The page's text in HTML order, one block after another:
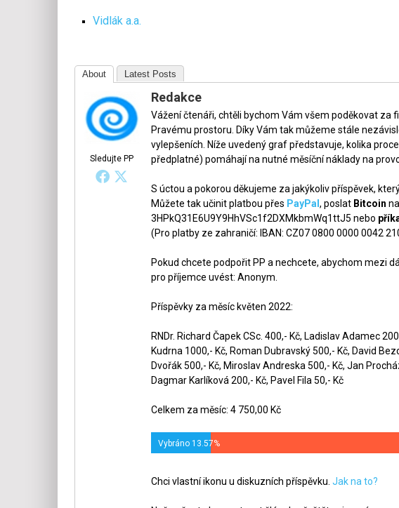
Vidlák a.a.
About Latest Posts
Sledujte PP
Redakce
Vážení čtenáři, chtěli bychom Vám všem poděkovat za
Pravému prostoru. Díky Vám tak můžeme stále
vylepšeních. Níže uvedený graf představuje, kolika
předplatné) pomáhají na nutné měsíční náklady na
S úctou a pokorou děkujeme za jakýkoliv příspěvek,
Můžete tak učinit platbou přes PayPal , poslat Bitcoin
3HPkQ31E6U9Y9HhVSc1f2DXMkbmWq1ttJ5 nebo
(Pro platby ze zahraničí: IBAN: CZ07 0800 0000 0042
Pokud chcete podpořit PP a nechcete, abychom mezi
pro příjemce uvést: Anonym.
Příspěvky za měsíc květen 2022:
RNDr. Richard Čapek CSc. 400,- Kč, Ladislav Adamec
Kudrna 1000,- Kč, Roman Dubravský 500,- Kč, David
Dvořák 500,- Kč, Miroslav Andreska 500,- Kč, Jan
Dagmar Karlíková 200,- Kč, Pavel Fila 50,- Kč
Celkem za měsíc: 4 750,00 Kč
Vybráno 13.57%
Chci vlastní ikonu u diskuzních příspěvku. Jak na to?